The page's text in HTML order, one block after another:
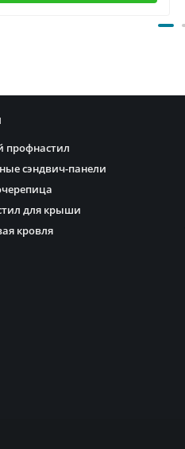
профнастил
сэндвич-панели
для крыши
кровля